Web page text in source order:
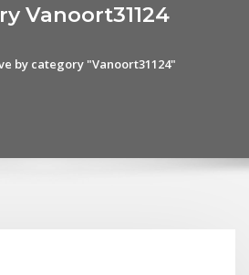
Vanoort31124
by category "Vanoort31124"